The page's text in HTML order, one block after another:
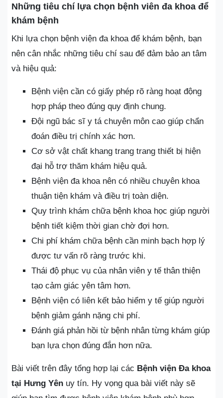
Những tiêu chí lựa chọn bệnh viên đa khoa để
khám bệnh
Khi lựa chọn bệnh viện đa khoa để khám bệnh, bạn
nên cân nhắc những tiêu chí sau để đảm bảo an tâm
và hiệu quả:
Bệnh viện cần có giấy phép rõ ràng hoạt động
hợp pháp theo đúng quy định chung.
Đội ngũ bác sĩ y tá chuyên môn cao giúp chẩn
đoán điều trị chính xác hơn.
Cơ sở vật chất khang trang trang thiết bị hiện
đại hỗ trợ thăm khám hiệu quả.
Bệnh viện đa khoa nên có nhiều chuyên khoa
thuận tiện khám và điều trị toàn diện.
Quy trình khám chữa bệnh khoa học giúp người
bệnh tiết kiệm thời gian chờ đợi hơn.
Chi phí khám chữa bệnh cần minh bạch hợp lý
được tư vấn rõ ràng trước khi.
Thái độ phục vụ của nhân viên y tế thân thiện
tạo cảm giác yên tâm hơn.
Bệnh viện có liên kết bảo hiểm y tế giúp người
bệnh giảm gánh nặng chi phí.
Đánh giá phản hồi từ bệnh nhân từng khám giúp
bạn lựa chọn đúng đắn hơn nữa.
Bài viết trên đây tổng hợp lại các Bệnh viện Đa khoa
tại Hưng Yên uy tín. Hy vọng qua bài viết này sẽ